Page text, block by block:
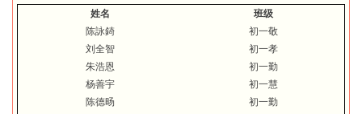
姓名
班级
陈詠錡
初一敬
刘全智
初一孝
朱浩恩
初一勤
杨善宇
初一慧
陈德旸
初一勤